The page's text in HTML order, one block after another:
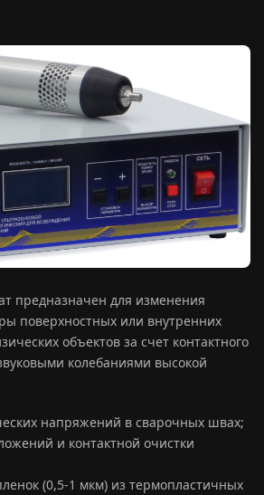
предназначен для изменения
поверхностных или внутренних
объектов за счет контактного
колебаниями высокой
напряжений в сварочных швах;
и контактной очистки
(0,5-1 мкм) из термопластичных